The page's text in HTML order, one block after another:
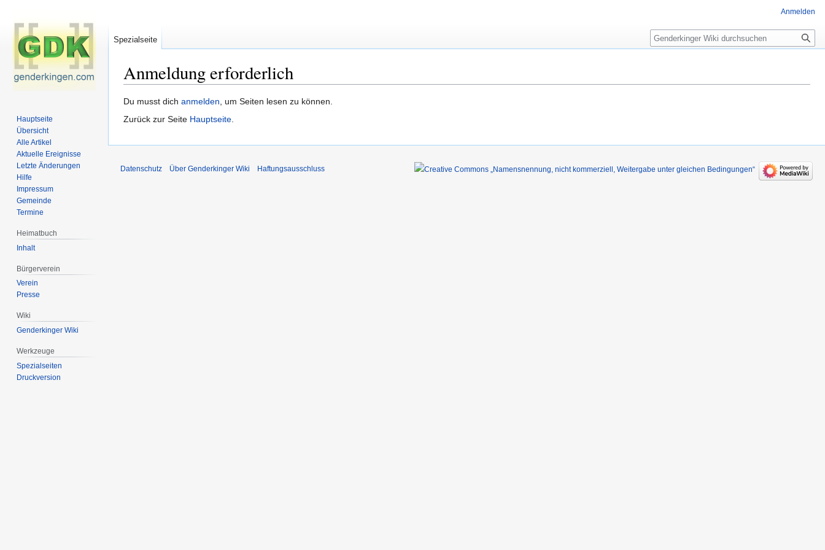
Anmeldung erforderlich
Zur
Navigation
Zur
Suche
Du musst dich anmelden, um Seiten lesen zu können.
Zurück zur Seite Hauptseite.
Anmelden
Spezialseite
Hauptseite
Übersicht
Alle Artikel
Aktuelle Ereignisse
Letzte Änderungen
Hilfe
Impressum
Gemeinde
Termine
Heimatbuch
Inhalt
Bürgerverein
Verein
Presse
Wiki
Genderkinger Wiki
Werkzeuge
Spezialseiten
Druckversion
Datenschutz Über Genderkinger Wiki Haftungsausschluss